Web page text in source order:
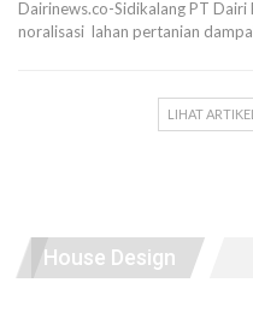
Dairinews.co-Sidikalang PT
noralisasi lahan pertanian
LIHAT
House Design